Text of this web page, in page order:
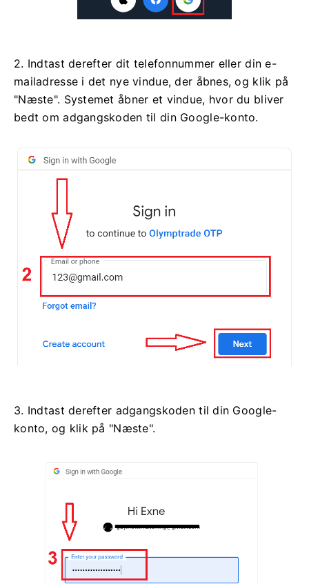
2. Indtast derefter dit telefonnummer eller din e-
mailadresse i det nye vindue, der åbnes, og klik på
"Næste". Systemet åbner et vindue, hvor du bliver
bedt om adgangskoden til din Google-konto.
3. Indtast derefter adgangskoden til din Google-
konto, og klik på "Næste".